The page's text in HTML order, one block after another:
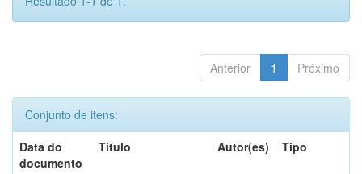
Anterior 1 Próximo
Conjunto de itens:
Data do
documento
Título Autor(es) Tipo